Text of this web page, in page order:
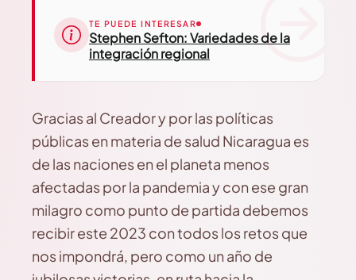
TE PUEDE INTERESAR
Stephen Sefton: Variedades de la
integración regional
Gracias al Creador y por las políticas
públicas en materia de salud Nicaragua es
de las naciones en el planeta menos
afectadas por la pandemia y con ese gran
milagro como punto de partida debemos
recibir este 2023 con todos los retos que
nos impondrá, pero como un año de